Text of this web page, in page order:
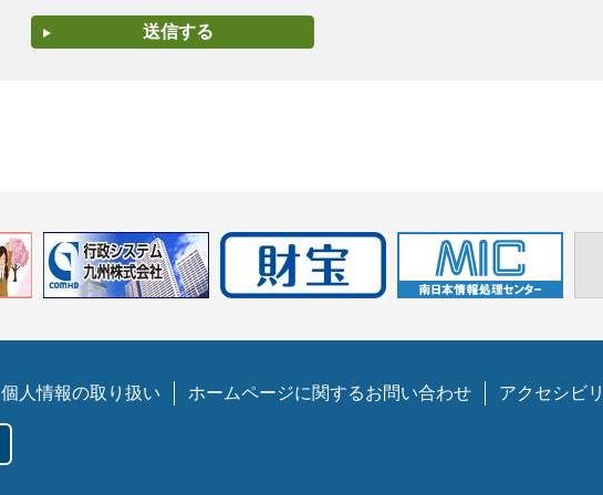
個人情報の取り扱い ホームページに関するお問い合わせ アクセシビ